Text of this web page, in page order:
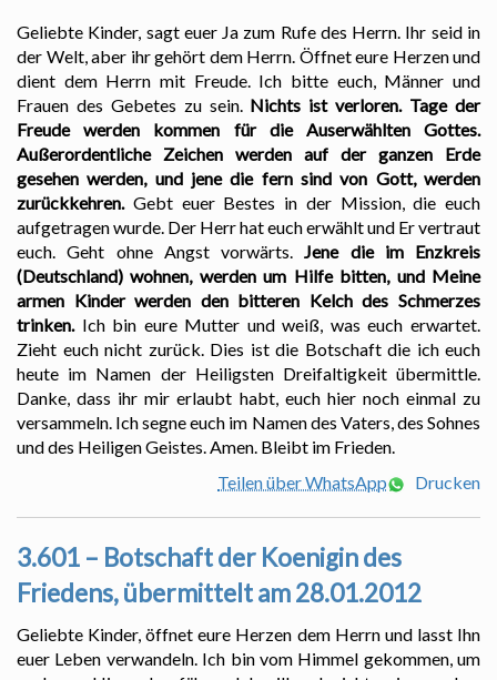
Geliebte Kinder, sagt euer Ja zum Rufe des Herrn. Ihr seid in
der Welt, aber ihr gehört dem Herrn. Öffnet eure Herzen und
dient dem Herrn mit Freude. Ich bitte euch, Männer und
Frauen des Gebetes zu sein. Nichts ist verloren. Tage der
Freude werden kommen für die Auserwählten Gottes.
Außerordentliche Zeichen werden auf der ganzen Erde
gesehen werden, und jene die fern sind von Gott, werden
zurückkehren. Gebt euer Bestes in der Mission, die euch
aufgetragen wurde. Der Herr hat euch erwählt und Er vertraut
euch. Geht ohne Angst vorwärts.Jene die im Enzkreis
(Deutschland) wohnen, werden um Hilfe bitten, und Meine
armen Kinder werden den bitteren Kelch des Schmerzes
trinken. Ich bin eure Mutter und weiß, was euch erwartet.
Zieht euch nicht zurück. Dies ist die Botschaft die ich euch
heute im Namen der Heiligsten Dreifaltigkeit übermittle.
Danke, dass ihr mir erlaubt habt, euch hier noch einmal zu
versammeln. Ich segne euch im Namen des Vaters, des Sohnes
und des Heiligen Geistes. Amen. Bleibt im Frieden.
Teilen über WhatsApp
Drucken
3.601 – Botschaft der Koenigin des
Friedens, übermittelt am 28.01.2012
Geliebte Kinder, öffnet eure Herzen dem Herrn und lasst Ihn
euer Leben verwandeln. Ich bin vom Himmel gekommen, um